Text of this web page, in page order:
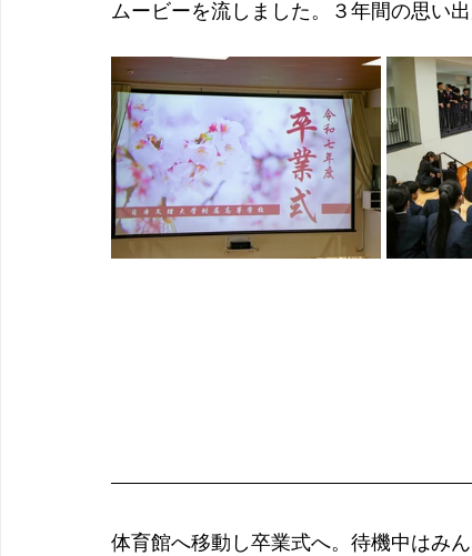
ムービーを流しました。３年間の思い
体育館へ移動し卒業式へ。待機中はみ